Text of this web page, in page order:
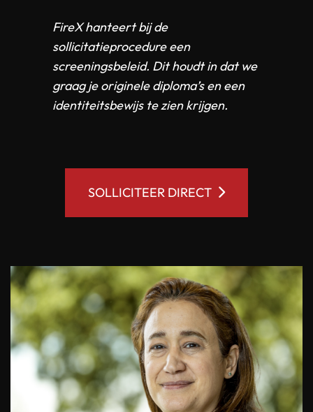
FireX hanteert bij de
sollicitatieprocedure een
screeningsbeleid. Dit houdt in dat we
graag je originele diploma’s en een
identiteitsbewijs te zien krijgen.
SOLLICITEER DIRECT